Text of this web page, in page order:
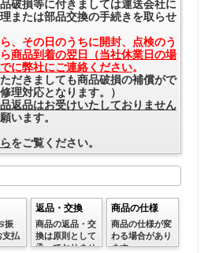
破損等に付きましては運送会社に
または部品交換の手続きを取らせ
、その日のうちに開封、点検のう
商品到着の翌日（当社休業日の場
に弊社にご連絡ください。
だきましても商品破損の補償がで
理対応となります。）
返品はお受けいたしておりません
います。
をご覧ください。
振
支払
返品・交換
商品の返品・交
換は原則として
承っておりませ
商品の仕様
商品の仕様が変
わる場合があり
ます